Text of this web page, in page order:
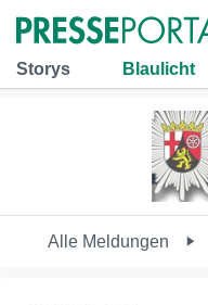
Storys Blaulicht
Alle Meldungen